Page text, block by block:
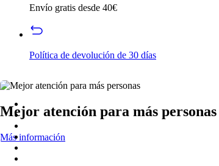
Envío gratis desde 40€
Política de devolución de 30 días
Mejor atención para más personas
Más información